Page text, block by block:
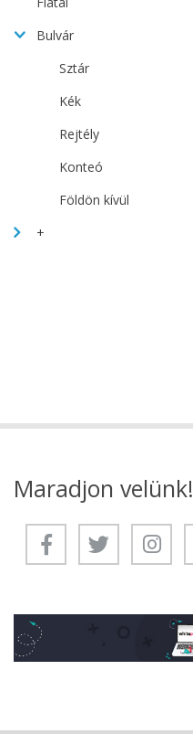
Bulvár
Sztár
Kék
Rejtély
Konteó
Földön kívül
+
Maradjon velünk!